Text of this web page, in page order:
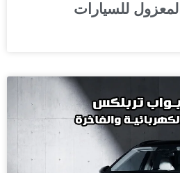
زجاج BYD Han المعزول للسيارات